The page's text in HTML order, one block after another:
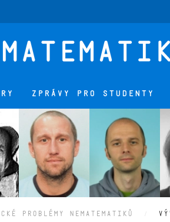
ZPRÁVY PRO STUDENTY
PROBLÉMY NEMATEMATIKŮ